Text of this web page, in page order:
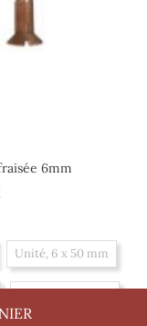
6mm
Prix
Unité, 6 x 50 mm